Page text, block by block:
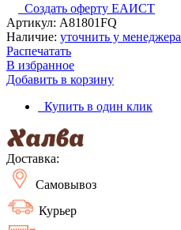
Создать оферту ЕАИСТ
Артикул: A81801FQ
Наличие: уточнить у менеджера
Распечатать
В избранное
Добавить в корзину
Купить в один клик
Доставка:
Самовывоз
Курьер